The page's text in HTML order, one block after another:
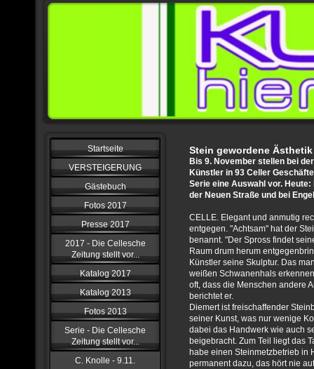
Startseite
VERSTEIGERUNG
Gästebuch
Fotos 2017
Presse 2017
2017 - Die Cellesche
Zeitung stellt vor...
Katalog 2017
Katalog 2013
Fotos 2013
Serie - Die Cellesche
Zeitung stellt vor...
C. Knolle - 9.11.
Stein gewordene Ästhetik
Bis 9. November stellen bei
Künstler in 93 Celler
Serie eine Auswahl vor.
der Neuen Straße und bei
CELLE. Elegant und anmutig
entgegen. "Achtsam" hat der
benannt. "Der Spross findet
Raum drum herum
Künstler seine Skulptur. Das
weißen Schwanenhals
oft, dass die Menschen andere
berichtet er.
Diemert ist freischaffender
seiner Kunst, was nur wenige
dabei das Handwerk wie auch
beigebracht. Zum Teil liegt das
habe einen Steinmetzbetrieb in
permanent dazu, das hört nie